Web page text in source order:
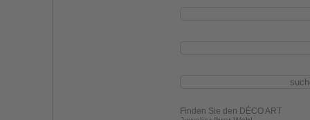
Finden Sie den DÉCO ART